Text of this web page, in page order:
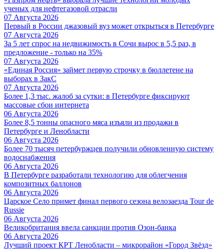
ученых для нефтегазовой отрасли
07 Августа 2026
Первый в России джазовый вуз может открыться в Петербурге
07 Августа 2026
За 5 лет спрос на недвижимость в Сочи вырос в 5,5 раз, в
предложение - только на 35%
07 Августа 2026
«Единая Россия» займет первую строчку в бюллетене на
выборах в ЗакС
07 Августа 2026
Более 1,3 тыс. жалоб за сутки: в Петербурге фиксируют
массовые сбои интернета
06 Августа 2026
Более 8,5 тонны опасного мяса изъяли из продажи в
Петербурге и Ленобласти
06 Августа 2026
Более 70 тысяч петербуржцев получили обновленную систему
водоснабжения
06 Августа 2026
В Петербурге разработали технологию для облегчения
композитных баллонов
06 Августа 2026
Царское Село примет финал первого сезона велозаезда Tour de
Russie
06 Августа 2026
Великобритания ввела санкции против Озон-банка
06 Августа 2026
Лучший проект КРТ Ленобласти – микрорайон «Город Звёзд»